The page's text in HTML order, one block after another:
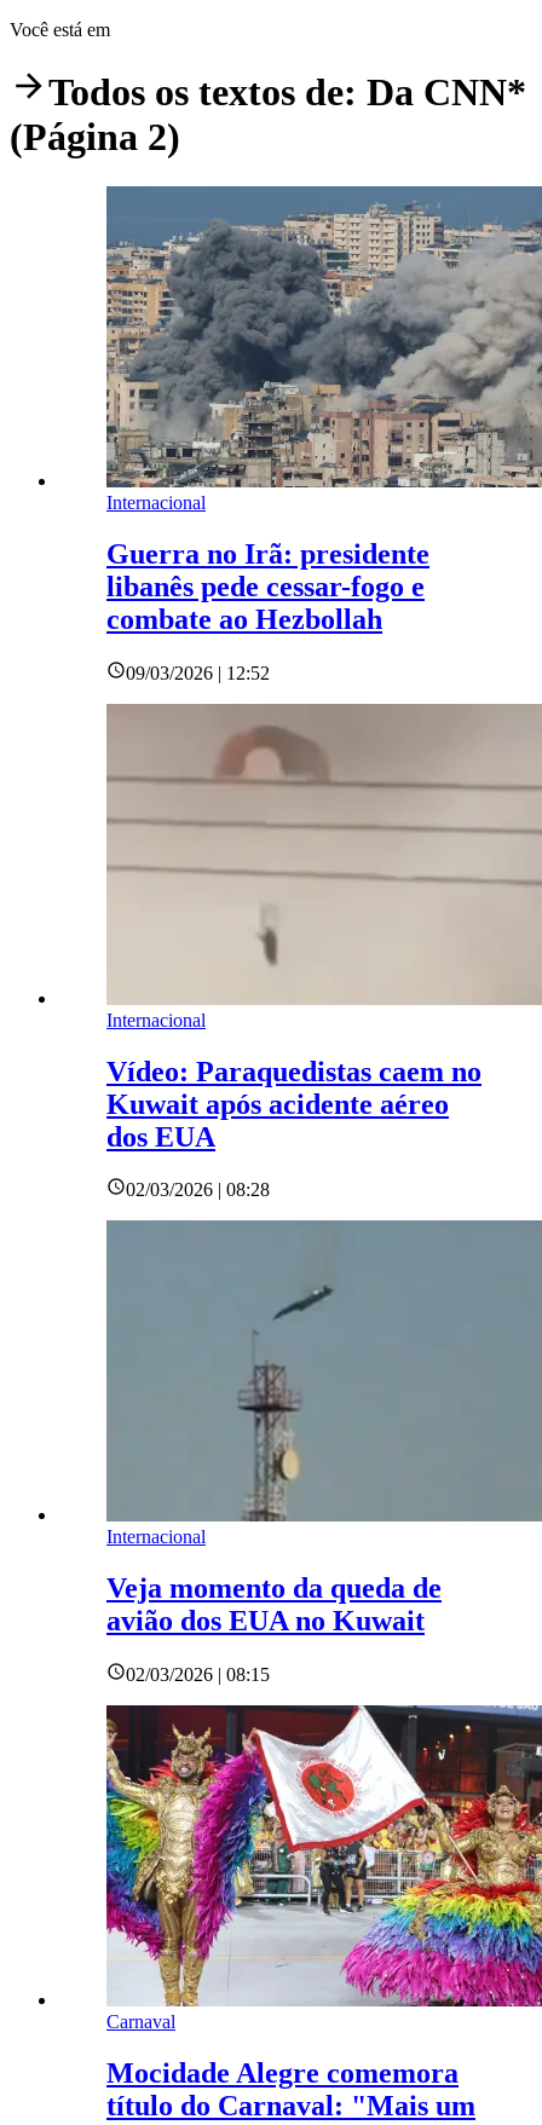
Você está em
Todos os textos de: Da CNN*
(Página 2)
Internacional
Guerra no Irã: presidente
libanês pede cessar-fogo e
combate ao Hezbollah
09/03/2026 | 12:52
Internacional
Vídeo: Paraquedistas caem no
Kuwait após acidente aéreo
dos EUA
02/03/2026 | 08:28
Internacional
Veja momento da queda de
avião dos EUA no Kuwait
02/03/2026 | 08:15
Carnaval
Mocidade Alegre comemora
título do Carnaval: "Mais um